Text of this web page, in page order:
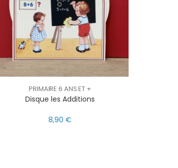
PRIMAIRE 6 ANS ET +
Disque les Additions
8,90 €